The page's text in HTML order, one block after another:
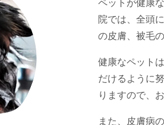
ペットが健康
院では、全頭
の皮膚、被毛
健康なペット
だけるように
りますので、
また、皮膚病